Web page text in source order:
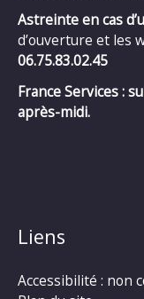
Astreinte en cas
d’ouverture et les
06.75.83.02.45
France Services :
après-midi.
Liens
Accessibilité : non